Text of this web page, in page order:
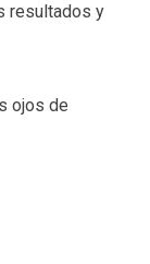
resultados y
ojos de